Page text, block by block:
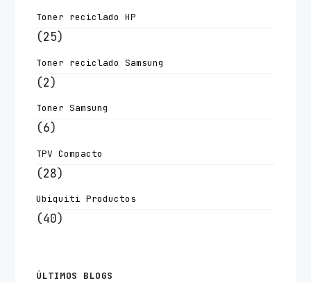
Toner reciclado HP
(25)
Toner reciclado Samsung
(2)
Toner Samsung
(6)
TPV Compacto
(28)
Ubiquiti Productos
(40)
ÚLTIMOS BLOGS